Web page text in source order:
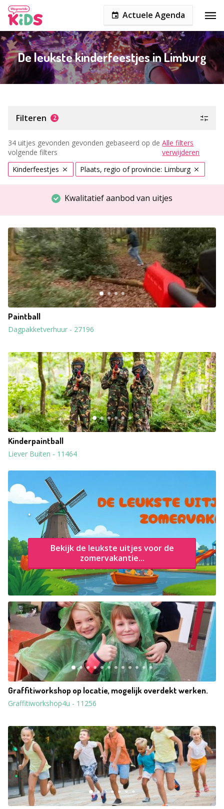
Actuele Agenda
De leukste kinderfeestjes in Limburg
Filteren 2
34 uitjes gevonden gevonden gebaseerd op de
volgende filters
Alle filters
verwijderen
Kinderfeestjes
Plaats, regio of provincie: Limburg
Kwalitatief aanbod van uitjes
Paintball
Dagpakketverhuur - 27196
Kinderpaintball
Liever Buiten - 11464
.
Bekijk de leukste uitjes voor de
zomervakantie...
Graffitiworkshop op locatie, mogelijk overdekt werken.
Graffitiworkshop4u - 11256